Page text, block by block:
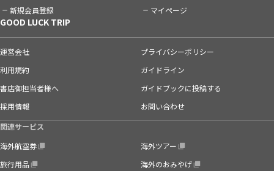
新規会員登録 マイページ
GOOD LUCK TRIP
運営会社
プライバシーポリシー
利用規約
ガイドライン
書店御担当者様へ
ガイドブックに投稿する
採用情報
お問い合わせ
関連サービス
海外航空券
海外ツアー
旅行用品
海外のおみやげ